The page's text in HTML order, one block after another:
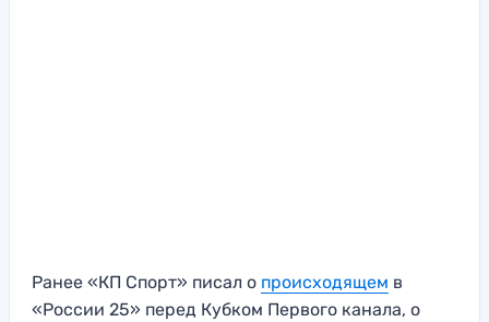
Ранее «КП Спорт» писал о происходящем в
«России 25» перед Кубком Первого канала, о